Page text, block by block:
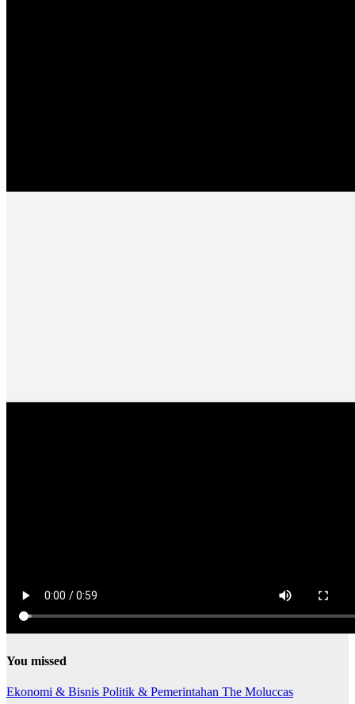
You missed
Ekonomi & Bisnis Politik & Pemerintahan The Moluccas